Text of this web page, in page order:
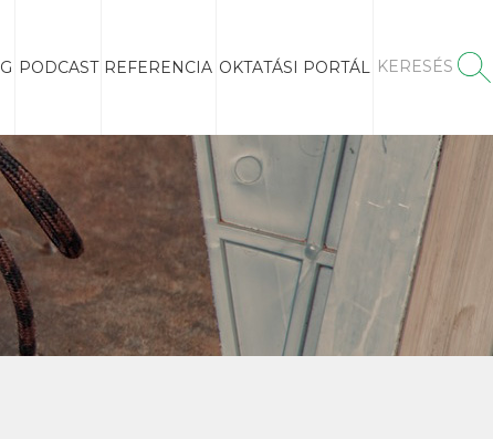
PODCAST REFERENCIA OKTATÁSI PORTÁL KERESÉS